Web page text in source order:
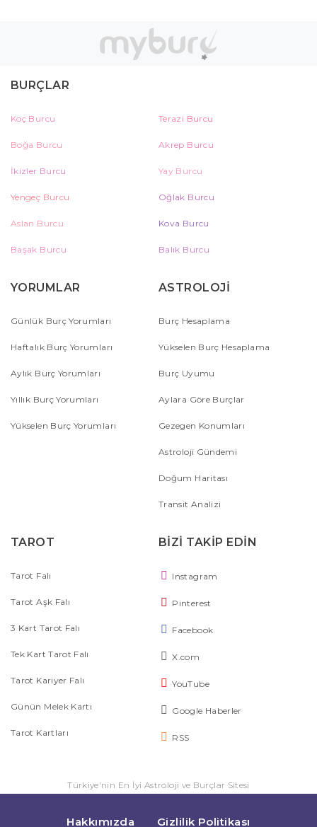
BURÇLAR
Koç Burcu Terazi Burcu
Boğa Burcu Akrep Burcu
İkizler Burcu Yay Burcu
Yengeç Burcu Oğlak Burcu
Aslan Burcu Kova Burcu
Başak Burcu Balık Burcu
YORUMLAR
Günlük Burç Yorumları
Haftalık Burç Yorumları
Aylık Burç Yorumları
Yıllık Burç Yorumları
Yükselen Burç Yorumları
ASTROLOJİ
Burç Hesaplama
Yükselen Burç Hesaplama
Burç Uyumu
Aylara Göre Burçlar
Gezegen Konumları
Astroloji Gündemi
Doğum Haritası
Transit Analizi
TAROT
Tarot Falı
Tarot Aşk Falı
3 Kart Tarot Falı
Tek Kart Tarot Falı
Tarot Kariyer Falı
Günün Melek Kartı
Tarot Kartları
BİZİ TAKİP EDİN
Instagram
Pinterest
Facebook
X.com
YouTube
Google Haberler
RSS
Türkiye'nin En İyi Astroloji ve Burçlar Sitesi
Hakkımızda Gizlilik Politikası